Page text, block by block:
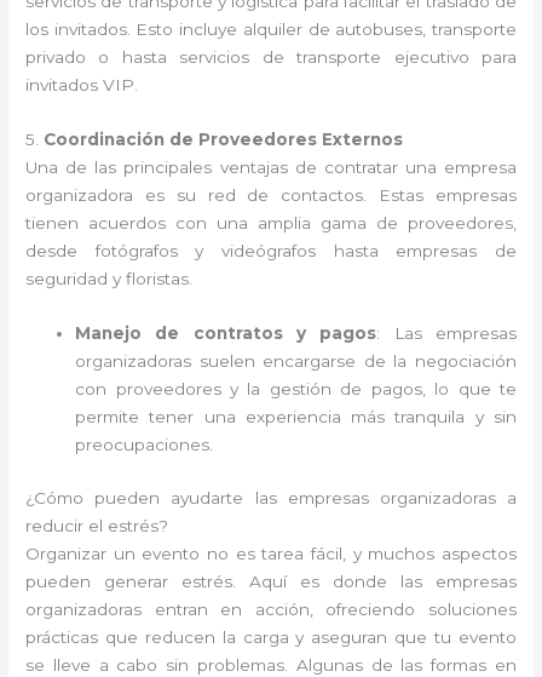
los invitados. Esto incluye alquiler de autobuses, transporte
privado o hasta servicios de transporte ejecutivo para
invitados VIP.
5. Coordinación de Proveedores Externos
Una de las principales ventajas de contratar una empresa
organizadora es su red de contactos. Estas empresas
tienen acuerdos con una amplia gama de proveedores,
desde fotógrafos y videógrafos hasta empresas de
seguridad y floristas.
Manejo de contratos y pagos: Las empresas
organizadoras suelen encargarse de la negociación
con proveedores y la gestión de pagos, lo que te
permite tener una experiencia más tranquila y sin
preocupaciones.
¿Cómo pueden ayudarte las empresas organizadoras a
reducir el estrés?
Organizar un evento no es tarea fácil, y muchos aspectos
pueden generar estrés. Aquí es donde las empresas
organizadoras entran en acción, ofreciendo soluciones
prácticas que reducen la carga y aseguran que tu evento
se lleve a cabo sin problemas. Algunas de las formas en